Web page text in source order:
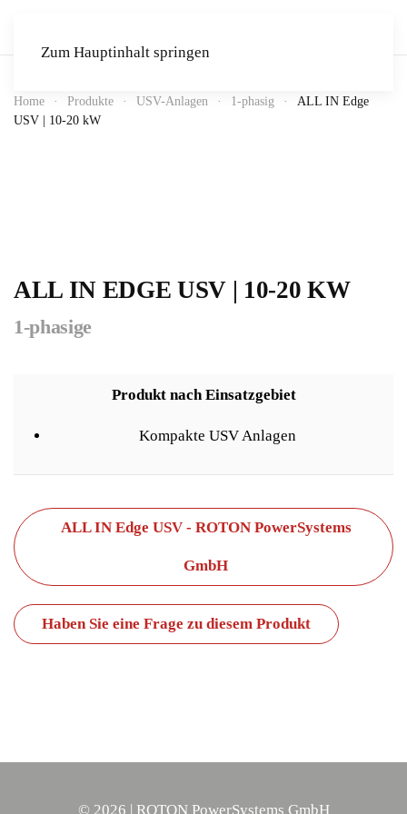
Zum Hauptinhalt springen
Home Produkte USV-Anlagen 1-phasig
ALL IN Edge
USV | 10-20 kW
ALL IN EDGE USV | 10-20 KW
1-phasige
Produkt nach Einsatzgebiet
Kompakte USV Anlagen
ALL IN Edge USV - ROTON PowerSystems
GmbH
Haben Sie eine Frage zu diesem Produkt
© 2026 | ROTON PowerSystems GmbH